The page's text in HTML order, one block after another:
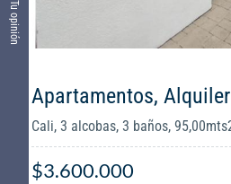
Tu opinión
Apartamentos,
Cali, 3 alcobas, 3 baños,
$3.600.000